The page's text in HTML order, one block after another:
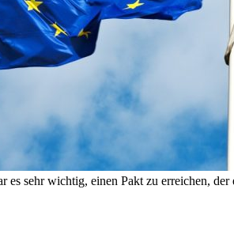
es sehr wichtig, einen Pakt zu erreichen,